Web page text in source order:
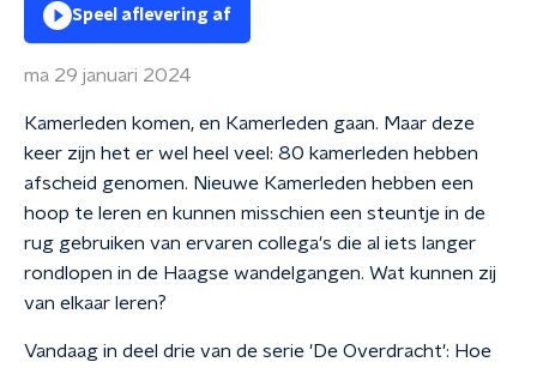
Speel aflevering af
ma 29 januari 2024
Kamerleden komen, en Kamerleden gaan. Maar deze
keer zijn het er wel heel veel: 80 kamerleden hebben
afscheid genomen. Nieuwe Kamerleden hebben een
hoop te leren en kunnen misschien een steuntje in de
rug gebruiken van ervaren collega's die al iets langer
rondlopen in de Haagse wandelgangen. Wat kunnen zij
van elkaar leren?
Vandaag in deel drie van de serie 'De Overdracht': Hoe